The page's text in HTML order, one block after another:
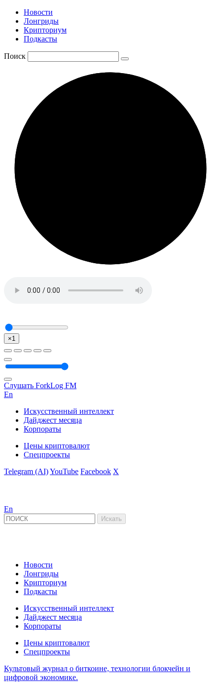
Новости
Лонгриды
Крипториум
Подкасты
Поиск
×1
Слушать ForkLog FM
En
Искусственный интеллект
Дайджест месяца
Корпораты
Цены криптовалют
Спецпроекты
Telegram (AI)YouTube Facebook X
En
Новости
Лонгриды
Крипториум
Подкасты
Искусственный интеллект
Дайджест месяца
Корпораты
Цены криптовалют
Спецпроекты
Культовый журнал о биткоине, технологии блокчейн и
цифровой экономике.